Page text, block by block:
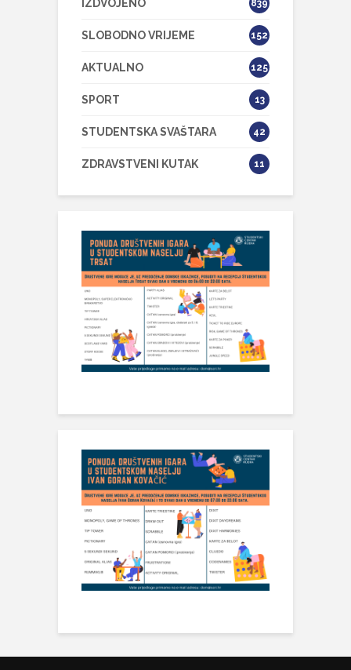
IZDVOJENO 839
SLOBODNO VRIJEME 152
AKTUALNO 125
SPORT 13
STUDENTSKA SVAŠTARA 42
ZDRAVSTVENI KUTAK 11